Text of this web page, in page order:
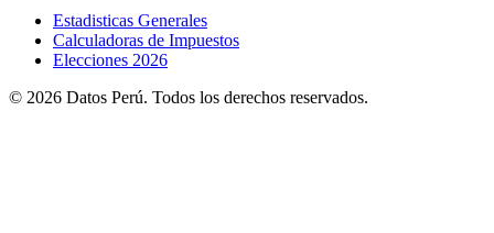
Estadisticas Generales
Calculadoras de Impuestos
Elecciones 2026
© 2026 Datos Perú. Todos los derechos reservados.